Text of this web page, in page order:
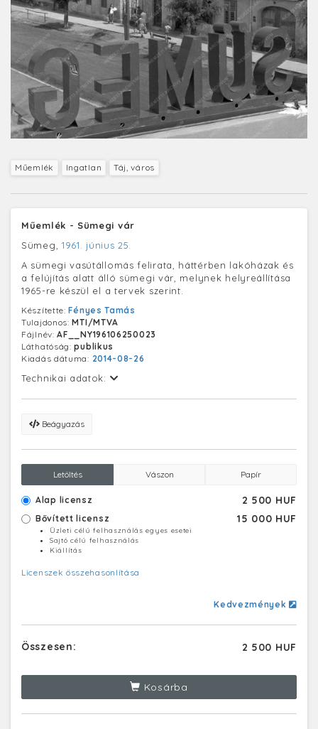
Műemlék Ingatlan Táj, város
Műemlék - Sümegi vár
Sümeg, 1961. június 25.
A sümegi vasútállomás felirata, háttérben lakóházak és
a felújítás alatt álló sümegi vár, melynek helyreállítása
1965-re készül el a tervek szerint.
Készítette:Fényes Tamás
Tulajdonos:MTI/MTVA
Fájlnév:AF__NY196106250023
Láthatóság:publikus
Kiadás dátuma: 2014-08-26
Technikai adatok:
Beágyazás
Letöltés Vászon Papír
Alap licensz 2 500 HUF
Bővített licensz 15 000 HUF
Üzleti célú felhasználás egyes esetei
Sajtó célú felhasználás
Kiállítás
Licenszek összehasonlítása
Kedvezmények
Összesen: 2 500 HUF
Kosárba